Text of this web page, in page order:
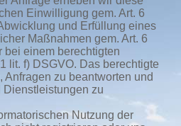
Einwilligung gem. Art. 6
und Erfüllung eines
Maßnahmen gem. Art. 6
bei einem berechtigten
lit. f) DSGVO. Das berechtigte
Anfragen zu beantworten und
Dienstleistungen zu
Nutzung der